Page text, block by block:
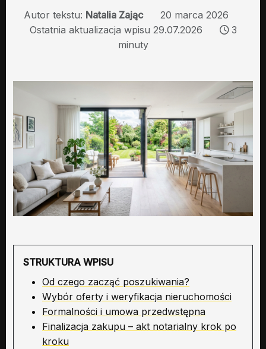
Autor tekstu: Natalia Zając
20 marca 2026
Ostatnia aktualizacja wpisu 29.07.2026
3
minuty
STRUKTURA WPISU
Od czego zacząć poszukiwania?
Wybór oferty i weryfikacja nieruchomości
Formalności i umowa przedwstępna
Finalizacja zakupu – akt notarialny krok po
kroku